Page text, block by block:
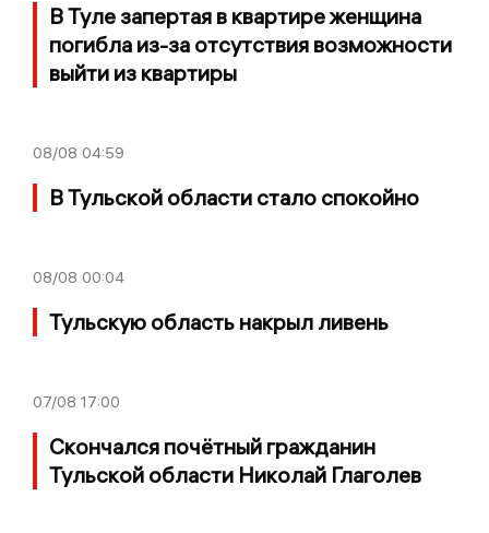
В Туле запертая в квартире женщина
погибла из-за отсутствия возможности
выйти из квартиры
08/08 04:59
В Тульской области стало спокойно
08/08 00:04
Тульскую область накрыл ливень
07/08 17:00
Скончался почётный гражданин
Тульской области Николай Глаголев